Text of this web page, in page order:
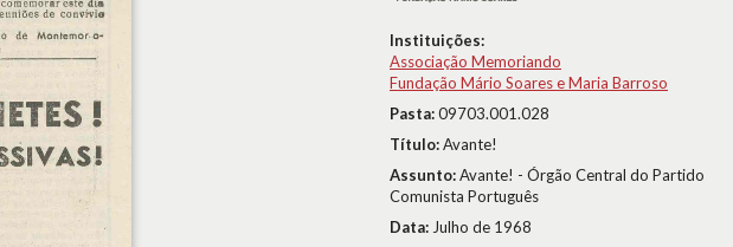
Instituições:
Associação Memoriando
Fundação Mário Soares e Maria Barroso
Pasta:09703.001.028
Título:Avante!
Assunto:Avante! - Órgão Central do Partido
Comunista Português
Data: Julho de 1968